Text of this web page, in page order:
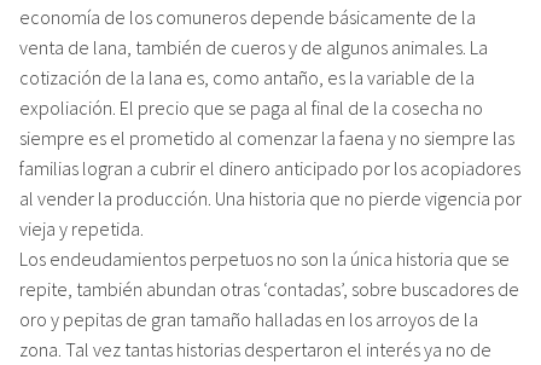
economía de los comuneros depende básicamente de la
venta de lana, también de cueros y de algunos animales. La
cotización de la lana es, como antaño, es la variable de la
expoliación. El precio que se paga al final de la cosecha no
siempre es el prometido al comenzar la faena y no siempre las
familias logran a cubrir el dinero anticipado por los acopiadores
al vender la producción. Una historia que no pierde vigencia por
vieja y repetida.
Los endeudamientos perpetuos no son la única historia que se
repite, también abundan otras ‘contadas’, sobre buscadores de
oro y pepitas de gran tamaño halladas en los arroyos de la
zona. Tal vez tantas historias despertaron el interés ya no de